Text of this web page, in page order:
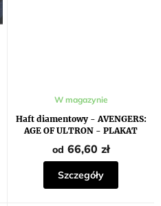
Haft diamentowy - AVENGERS:
AGE OF ULTRON - PLAKAT
W magazynie
od 66,60 zł
Szczegóły